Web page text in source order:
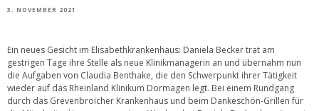
3. NOVEMBER 2021
Ein neues Gesicht im Elisabethkrankenhaus: Daniela Becker trat am
gestrigen Tage ihre Stelle als neue Klinikmanagerin an und übernahm nun
die Aufgaben von Claudia Benthake, die den Schwerpunkt ihrer Tätigkeit
wieder auf das Rheinland Klinikum Dormagen legt. Bei einem Rundgang
durch das Grevenbroicher Krankenhaus und beim Dankeschön-Grillen für